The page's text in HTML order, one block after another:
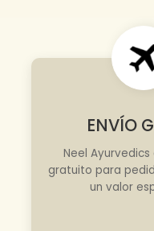
ENVÍO
Neel
gratuito para
un valor